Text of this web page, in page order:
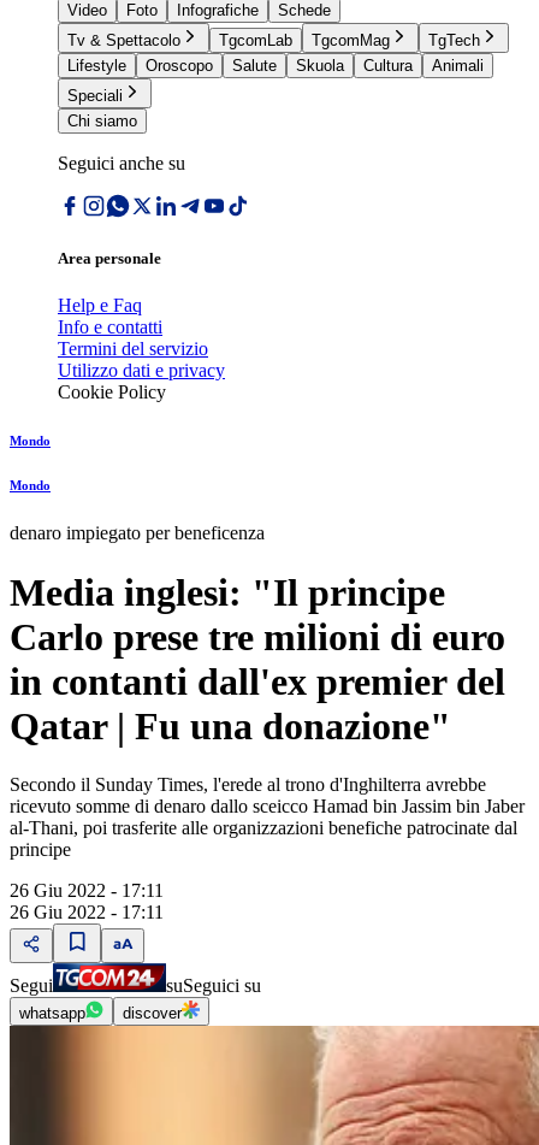
Video
Foto Infografiche
Schede
Tv & Spettacolo
TgcomLab TgcomMag
TgTech
Lifestyle
Oroscopo Salute Skuola Cultura
Animali
Speciali
Chi siamo
Seguici anche su
Area personale
Help e Faq
Info e contatti
Termini del servizio
Utilizzo dati e privacy
Cookie Policy
Mondo
Mondo
denaro impiegato per beneficenza
Media inglesi: "Il principe
Carlo prese tre milioni di euro
in contanti dall'ex premier del
Qatar | Fu una donazione"
Secondo il Sunday Times, l'erede al trono d'Inghilterra avrebbe
ricevuto somme di denaro dallo sceicco Hamad bin Jassim bin Jaber
al-Thani, poi trasferite alle organizzazioni benefiche patrocinate dal
principe
26 Giu 2022 - 17:11
26 Giu 2022 - 17:11
Segui suSeguici su
whatsapp discover